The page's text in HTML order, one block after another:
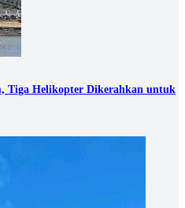
Tiga Helikopter Dikerahkan untuk